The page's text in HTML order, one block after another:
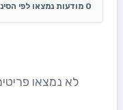
0 מודעות נמצאו לפי הסינון שבחרת
לא נמצאו